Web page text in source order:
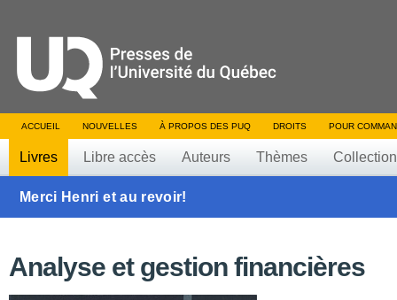
ACCUEIL NOUVELLES À PROPOS DES PUQ DROITS POUR
Livres Libre accès Auteurs Thèmes
Merci Henri et au revoir!
Analyse et gestion financières